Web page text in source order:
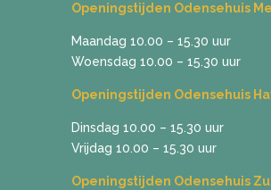
Openingstijden Odensehuis
Maandag 10.00 – 15.30 uur
Woensdag 10.00 – 15.30 uur
Openingstijden Odensehuis
Dinsdag 10.00 – 15.30 uur
Vrijdag 10.00 – 15.30 uur
Openingstijden Odensehuis